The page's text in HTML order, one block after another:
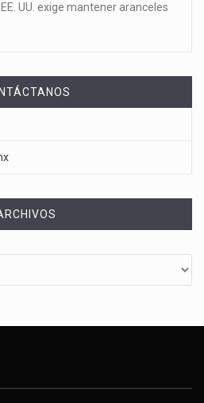
UU. exige mantener aranceles